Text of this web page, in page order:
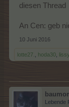
diesen Thread
An Cen: geb
10 Juni 2016
lotte27. hoda30
Lebende